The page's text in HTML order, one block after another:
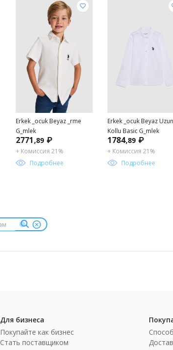
Erkek _ocuk Beyaz _rme
G_mlek
2771,89 ₽
+ Комиссия 21%
Подробнее
Erkek _ocuk Beyaz Uzun
Kollu Basic G_mlek
1784,89 ₽
+ Комиссия 21%
Подробнее
Для бизнеса
Покупайте как бизнес
Стать поставщиком